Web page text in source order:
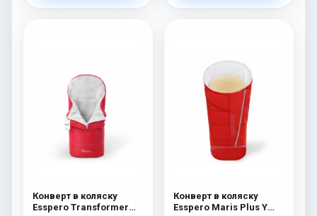
Конверт в коляску
Esspero Transformer
Конверт в коляску
Esspero Maris Plus Y